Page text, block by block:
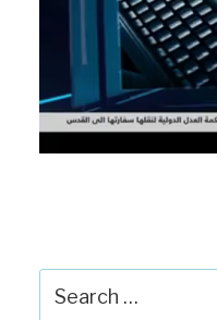
Search
for: